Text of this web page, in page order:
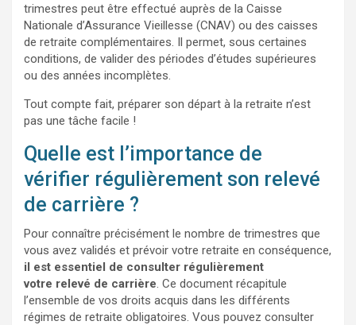
trimestres peut être effectué auprès de la Caisse
Nationale d’Assurance Vieillesse (CNAV) ou des caisses
de retraite complémentaires. Il permet, sous certaines
conditions, de valider des périodes d’études supérieures
ou des années incomplètes.
Tout compte fait, préparer son départ à la retraite n’est
pas une tâche facile !
Quelle est l’importance de
vérifier régulièrement son relevé
de carrière ?
Pour connaître précisément le nombre de trimestres que
vous avez validés et prévoir votre retraite en conséquence,
il est essentiel de consulter régulièrement
votre relevé de carrière. Ce document récapitule
l’ensemble de vos droits acquis dans les différents
régimes de retraite obligatoires. Vous pouvez consulter